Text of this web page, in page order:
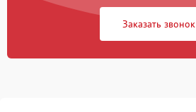
Повреждение проводов
500 ₽
Заказать звонок